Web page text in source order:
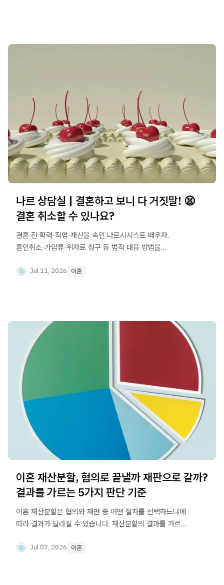
나르 상담실 | 결혼하고 보니 다 거짓말! 😫
결혼 취소할 수 있나요?
결혼 전 학력·직업·재산을 속인 나르시시스트 배우자.
혼인취소·가압류·위자료 청구 등 법적 대응 방법을
Jul 11, 2026 이혼
이혼 재산분할, 협의로 끝낼까 재판으로 갈까?
결과를 가르는 5가지 판단 기준
이혼 재산분할은 협의와 재판 중 어떤 절차를 선택하느냐에
따라 결과가 달라질 수 있습니다. 재산분할의 결과를 가르는
Jul 07, 2026 이혼